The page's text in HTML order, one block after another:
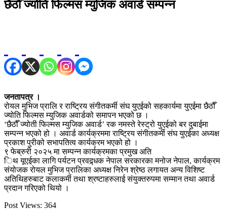
छैठौँ ज्योति फिल्मस म्युजिक अवार्ड सम्पन्न
जनतापत्र ।
रोयल मुभिज प्रालि र राष्ट्रिय संगीतकर्मी संघ युएईको सहकार्यमा युएईमा छैठौँ
ज्योति फिल्मस म्युजिक अवार्डको समापन भएको छ ।
‘छैठौँ ज्योती फिल्मस म्युजिक अवार्ड’ रक नमस्ते रेस्ट्रो युएईको बर दुबाईमा
सम्पन्न भएको हो । अवार्ड कार्यक्रममा राष्ट्रिय संगीतकर्मी संघ युएईका अध्यक्ष
प्रकाश पुरीको सभापतित्व कार्यक्रम भएको हो ।
९ फेब्रुरी २०२५ मा सम्पन्न कार्यक्रमका प्रमुख अति
िथ यूएईका लागि पर्यटन प्रवद्र्धक नेपाल सरकारका मनोज नेपाल, कार्यक्रम
संयोजक रोयल मुभिज प्रालिका अध्यक्ष निरेन श्रेष्ठ लगायत अन्य विशिष्ट
अतिथिहरुबाट कलाकर्मी तथा श्रष्टाहरुलाई संयुक्तरुपमा सम्मान तथा अवार्ड
प्रदान गरिएको थियो ।
Post Views: 364